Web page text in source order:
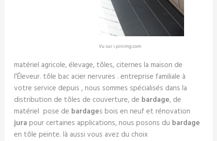
Vu sur i.pinimg.com
matériel agricole, élevage, tôles, citernes la maison de
l'Éleveur. tôle bac acier nervures . entreprise familiale à
votre service depuis , nous sommes spécialisés dans la
distribution de tôles de couverture, de bardage, de
matériel pose de bardages bois en neuf et rénovation
jura pour certaines applications, nous posons du bardage
en tôle peinte. là aussi vous avez du choix